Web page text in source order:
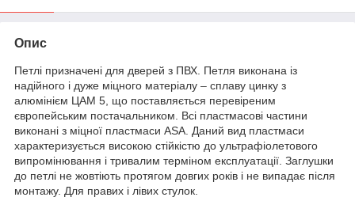
Опис
Петлі призначені для дверей з ПВХ. Петля виконана із
надійного і дуже міцного матеріалу – сплаву цинку з
алюмінієм ЦАМ 5, що поставляється перевіреним
європейським постачальником. Всі пластмасові частини
виконані з міцної пластмаси ASA. Даний вид пластмаси
характеризується високою стійкістю до ультрафіолетового
випромінювання і тривалим терміном експлуатації. Заглушки
до петлі не жовтіють протягом довгих років і не випадає після
монтажу. Для правих і лівих стулок.